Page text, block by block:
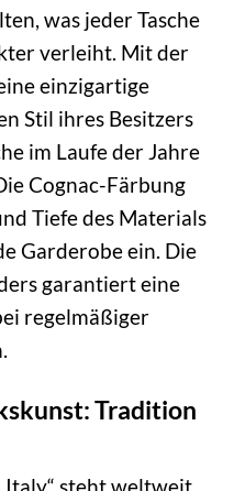
was jeder Tasche
verleiht. Mit der
einzigartige
Stil ihres Besitzers
im Laufe der Jahre
Cognac-Färbung
Tiefe des Materials
Garderobe ein. Die
garantiert eine
regelmäßiger
Tradition